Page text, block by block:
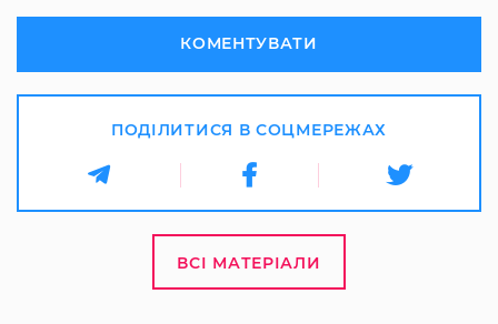
КОМЕНТУВАТИ
ПОДІЛИТИСЯ В СОЦМЕРЕЖАХ
ВСІ МАТЕРІАЛИ